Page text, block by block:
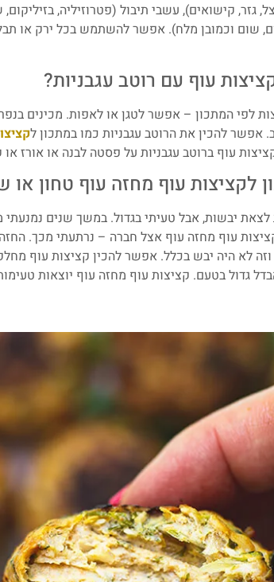
גזר, קישואים), עשבי תיבול (פטרוזיליה,
שום וכמובן מלח). אפשר להשתמש בכל ירק או
עוף עם רוטב עגבניות?
לפי המתכון – אפשר לטגן או לאפות. מכינים
אפשר להכין את הרוטב עגבניות כמו במתכון ל
עוף ברוטב עגבניות על פסטה לבנה או אורז
לקציצות עוף מחזה עוף טחון או
יבשות, אבל טעיתי בגדול. במשך שנים נמנעתי
עוף מחזה עוף אצל חברה – נרתעתי מכך.
לא היה יבש בכלל. אפשר להכין קציצות עוף
גדול בטעם. קציצות עוף מחזה עוף יוצאות